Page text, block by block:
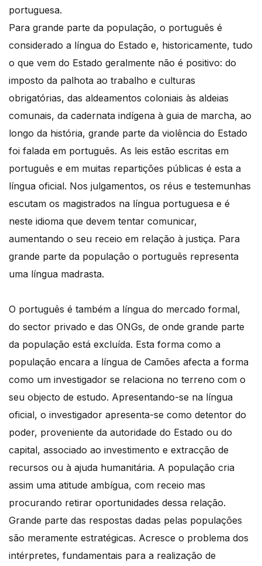
portuguesa.
Para grande parte da população, o português é
considerado a língua do Estado e, historicamente, tudo
o que vem do Estado geralmente não é positivo: do
imposto da palhota ao trabalho e culturas
obrigatórias, das aldeamentos coloniais às aldeias
comunais, da cadernata indígena à guia de marcha, ao
longo da história, grande parte da violência do Estado
foi falada em português. As leis estão escritas em
português e em muitas repartições públicas é esta a
língua oficial. Nos julgamentos, os réus e testemunhas
escutam os magistrados na língua portuguesa e é
neste idioma que devem tentar comunicar,
aumentando o seu receio em relação à justiça. Para
grande parte da população o português representa
uma língua madrasta.
O português é também a língua do mercado formal,
do sector privado e das ONGs, de onde grande parte
da população está excluída. Esta forma como a
população encara a língua de Camões afecta a forma
como um investigador se relaciona no terreno com o
seu objecto de estudo. Apresentando-se na língua
oficial, o investigador apresenta-se como detentor do
poder, proveniente da autoridade do Estado ou do
capital, associado ao investimento e extracção de
recursos ou à ajuda humanitária. A população cria
assim uma atitude ambígua, com receio mas
procurando retirar oportunidades dessa relação.
Grande parte das respostas dadas pelas populações
são meramente estratégicas. Acresce o problema dos
intérpretes, fundamentais para a realização de